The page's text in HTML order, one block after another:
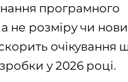
програмного
не розміру чи
очікування
у 2026 році.